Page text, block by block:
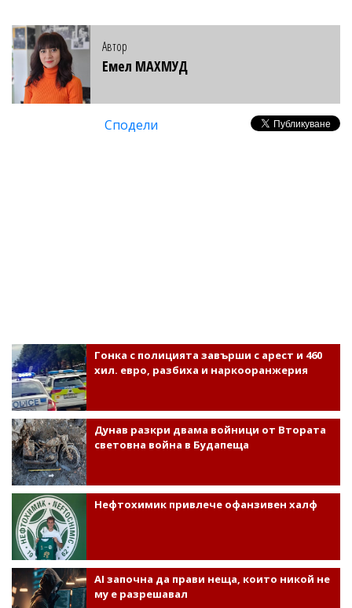
Автор
Емел МАХМУД
Сподели
Гонка с полицията завърши с арест и 460
хил. евро, разбиха и наркооранжерия
Дунав разкри двама войници от Втората
световна война в Будапеща
Нефтохимик привлече офанзивен халф
AI започна да прави неща, които никой не
му е разрешавал